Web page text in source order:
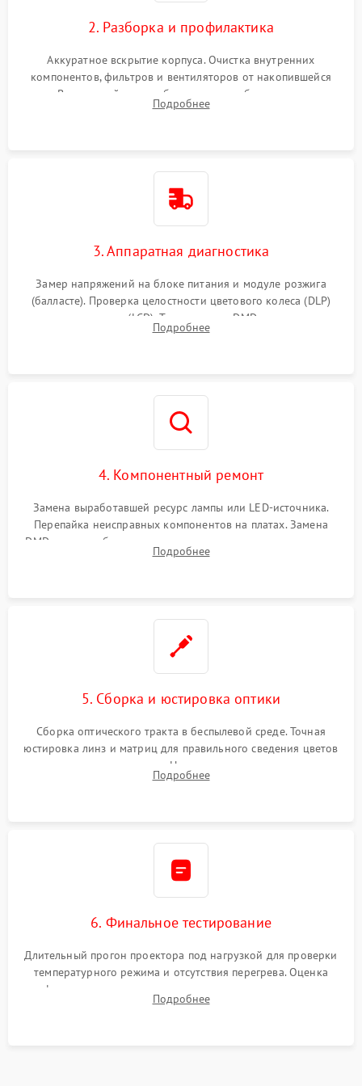
2. Разборка и профилактика
Аккуратное вскрытие корпуса. Очистка внутренних
компонентов, фильтров и вентиляторов от накопившейся
пыли. Визуальный осмотр блока питания, балласта лампы и
материнской платы на наличие прогаров или вздутых
Подробнее
3. Аппаратная диагностика
Замер напряжений на блоке питания и модуле розжига
(балласте). Проверка целостности цветового колеса (DLP)
или поляризаторов (LCD). Тестирование DMD-чипа, датчиков
температуры и оптопар с помощью мультиметра и
Подробнее
4. Компонентный ремонт
Замена выработавшей ресурс лампы или LED-источника.
Перепайка неисправных компонентов на платах. Замена
DMD-чипа при битых пикселях, установка нового цветового
колеса или восстановление сгоревших поляризационных
Подробнее
5. Сборка и юстировка оптики
Сборка оптического тракта в беспылевой среде. Точная
юстировка линз и матриц для правильного сведения цветов
и устранения размытия. Надежное подключение всех
шлейфов, установка датчиков и закрытие корпуса
Подробнее
6. Финальное тестирование
Длительный прогон проектора под нагрузкой для проверки
температурного режима и отсутствия перегрева. Оценка
фокуса, контрастности и цветопередачи на тестовых
таблицах. Проверка работы всех видеовходов и кнопок
Подробнее